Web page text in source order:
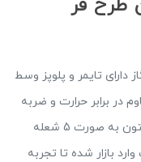
دارای تایمر و پلوپز وسط
در برابر حرارت و ضربه
استفاده گردیده شده است. اجاق گاز مبله التون به صورت 5 شعله
بازار شده تا تجربه